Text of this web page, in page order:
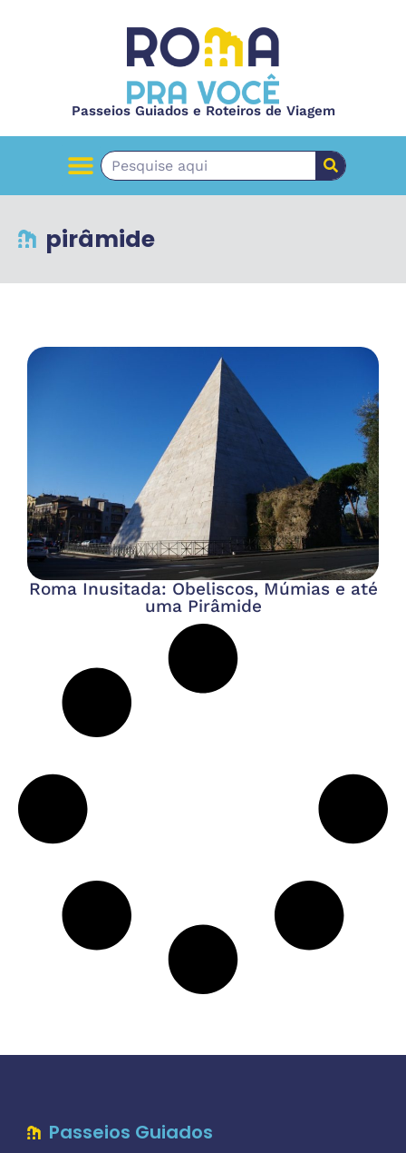
Passeios Guiados e Roteiros de Viagem
pirâmide
Roma Inusitada: Obeliscos, Múmias e até
uma Pirâmide
Passeios Guiados